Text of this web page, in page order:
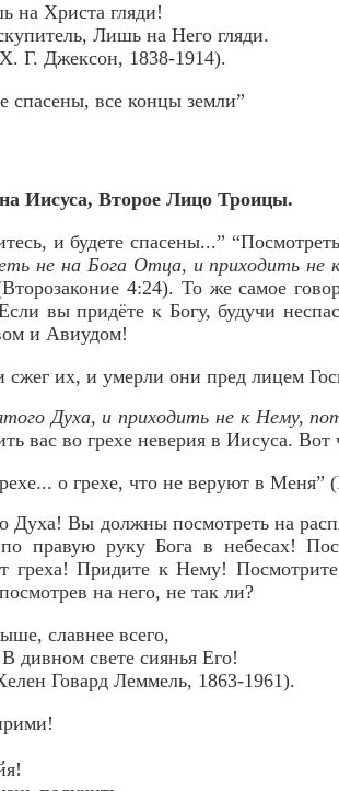
на Христа гляди!
Лишь на Него гляди.
Г. Джексон, 1838-1914).
спасены, все концы земли”
Иисуса, Второе Лицо Троицы.
и будете спасены...”
не на Бога Отца, и приходить не
4:24). То же самое
вы придёте к Богу, будучи
и Авиудом!
сжег их, и умерли они пред лицем
Духа, и приходить не к Нему,
вас во грехе неверия в Иисуса.
о грехе, что не веруют в Меня”
Духа! Вы должны посмотреть на
правую руку Бога в небесах!
греха! Придите к Нему!
на него, не так ли?
славнее всего,
дивном свете сиянья Его!
Говард Леммель, 1863-1961).